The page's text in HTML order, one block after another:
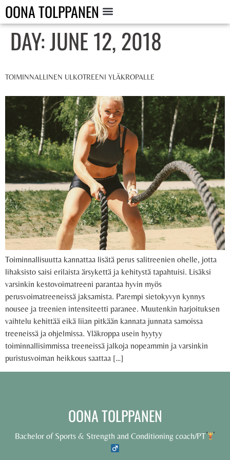
OONA TOLPPANEN
DAY:JUNE 12, 2018
TOIMINNALLINEN ULKOTREENI YLÄKROPALLE
Toiminnallisuutta kannattaa lisätä perus salitreenien ohelle, jotta
lihaksisto saisi erilaista ärsykettä ja kehitystä tapahtuisi. Lisäksi
varsinkin kestovoimatreeni parantaa hyvin myös
perusvoimatreeneissä jaksamista. Parempi sietokyvyn kynnys
nousee ja treenien intensiteetti paranee. Muutenkin harjoituksen
vaihtelu kehittää eikä liian pitkään kannata junnata samoissa
treeneissä ja ohjelmissa. Yläkroppa usein hyytyy
toiminnallisimmissa treeneissä jalkoja nopeammin ja varsinkin
puristusvoiman heikkous saattaa […]
OONA TOLPPANEN
Bachelor of Sports & Strength and Conditioning coach/PT